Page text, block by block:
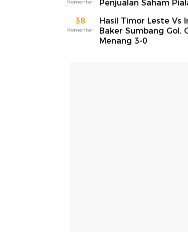
Komentar
Penjualan Saham
38
Komentar
Hasil Timor Leste Vs
Baker Sumbang Gol,
Menang 3-0